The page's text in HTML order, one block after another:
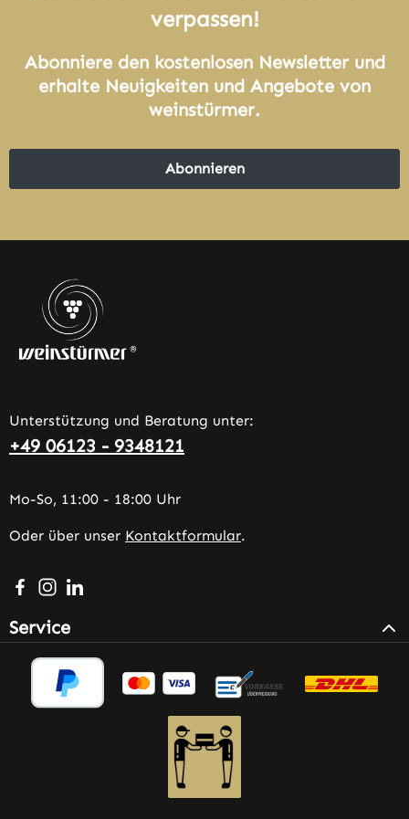
verpassen!
Abonniere den kostenlosen Newsletter und
erhalte Neuigkeiten und Angebote von
weinstürmer.
Abonnieren
Unterstützung und Beratung unter:
+49 06123 - 9348121
Mo-So, 11:00 - 18:00 Uhr
Oder über unser Kontaktformular.
Besuche uns auf Facebook – öffnet in neuem Tab
Schau auf Instagram vorbei – öffnet in neuem Tab
Vernetze dich mit uns auf LinkedIn – öffnet in
Service